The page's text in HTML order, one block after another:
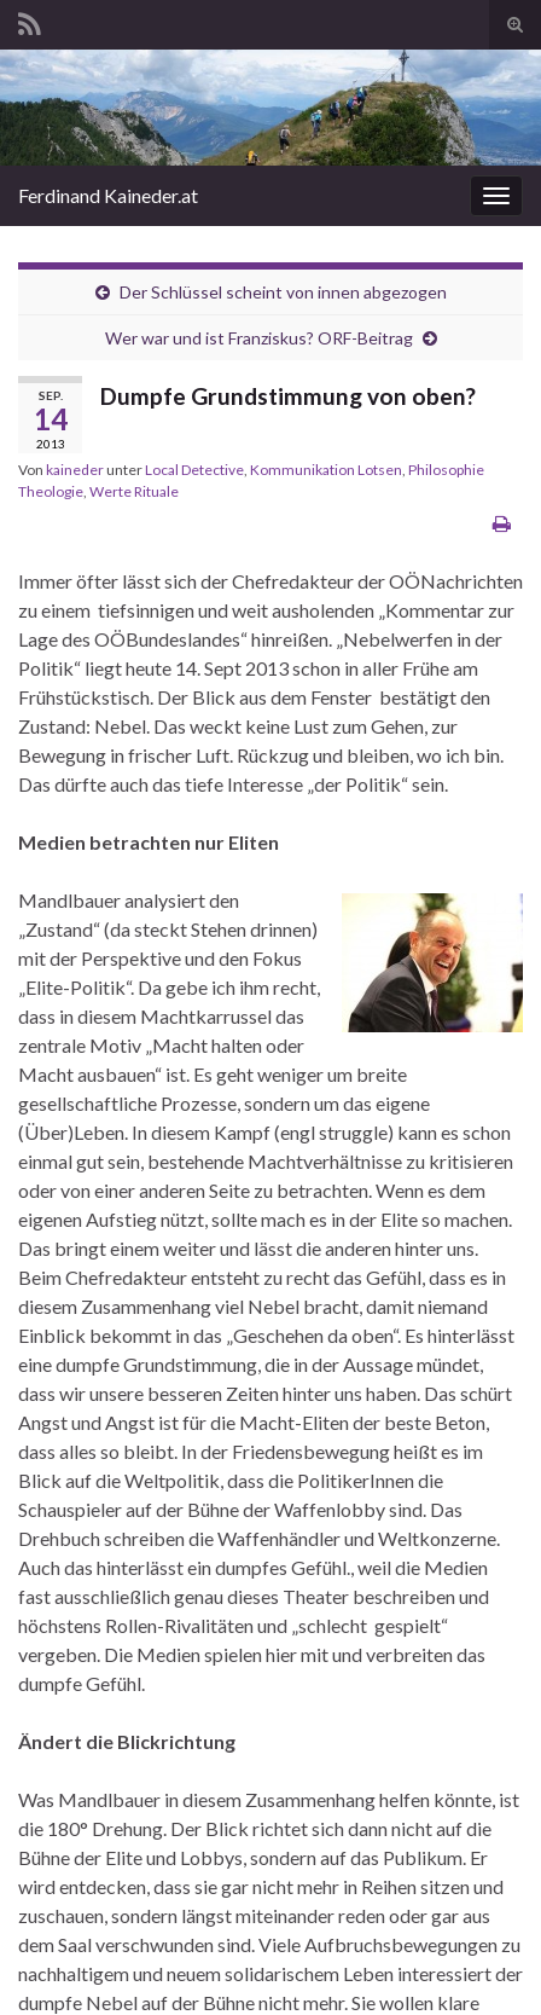
Search for:
Ferdinand Kaineder.at
Der Schlüssel scheint von innen abgezogen
Wer war und ist Franziskus? ORF-Beitrag
SEP.
14
2013
Dumpfe Grundstimmung von oben?
Von kainederunterLocal Detective Kommunikation Lotsen Philosophie
Theologie Werte Rituale
Immer öfter lässt sich der Chefredakteur der OÖNachrichten
zu einem tiefsinnigen und weit ausholenden „Kommentar zur
Lage des OÖBundeslandes“ hinreißen. „Nebelwerfen in der
Politik“ liegt heute 14. Sept 2013 schon in aller Frühe am
Frühstückstisch. Der Blick aus dem Fenster bestätigt den
Zustand: Nebel. Das weckt keine Lust zum Gehen, zur
Bewegung in frischer Luft. Rückzug und bleiben, wo ich bin.
Das dürfte auch das tiefe Interesse „der Politik“ sein.
Medien betrachten nur Eliten
Mandlbauer analysiert den
„Zustand“ (da steckt Stehen drinnen)
mit der Perspektive und den Fokus
„Elite-Politik“. Da gebe ich ihm recht,
dass in diesem Machtkarrussel das
zentrale Motiv „Macht halten oder
Macht ausbauen“ ist. Es geht weniger um breite
gesellschaftliche Prozesse, sondern um das eigene
(Über)Leben. In diesem Kampf (engl struggle) kann es schon
einmal gut sein, bestehende Machtverhältnisse zu kritisieren
oder von einer anderen Seite zu betrachten. Wenn es dem
eigenen Aufstieg nützt, sollte mach es in der Elite so machen.
Das bringt einem weiter und lässt die anderen hinter uns.
Beim Chefredakteur entsteht zu recht das Gefühl, dass es in
diesem Zusammenhang viel Nebel bracht, damit niemand
Einblick bekommt in das „Geschehen da oben“. Es hinterlässt
eine dumpfe Grundstimmung, die in der Aussage mündet,
dass wir unsere besseren Zeiten hinter uns haben. Das schürt
Angst und Angst ist für die Macht-Eliten der beste Beton,
dass alles so bleibt. In der Friedensbewegung heißt es im
Blick auf die Weltpolitik, dass die PolitikerInnen die
Schauspieler auf der Bühne der Waffenlobby sind. Das
Drehbuch schreiben die Waffenhändler und Weltkonzerne.
Auch das hinterlässt ein dumpfes Gefühl., weil die Medien
fast ausschließlich genau dieses Theater beschreiben und
höchstens Rollen-Rivalitäten und „schlecht gespielt“
vergeben. Die Medien spielen hier mit und verbreiten das
dumpfe Gefühl.
Ändert die Blickrichtung
Was Mandlbauer in diesem Zusammenhang helfen könnte, ist
die 180° Drehung. Der Blick richtet sich dann nicht auf die
Bühne der Elite und Lobbys, sondern auf das Publikum. Er
wird entdecken, dass sie gar nicht mehr in Reihen sitzen und
zuschauen, sondern längst miteinander reden oder gar aus
dem Saal verschwunden sind. Viele Aufbruchsbewegungen zu
nachhaltigem und neuem solidarischem Leben interessiert der
dumpfe Nebel auf der Bühne nicht mehr. Sie wollen klare